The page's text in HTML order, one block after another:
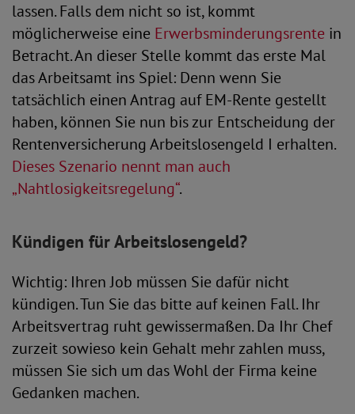
lassen. Falls dem nicht so ist, kommt
möglicherweise eine Erwerbsminderungsrente in
Betracht. An dieser Stelle kommt das erste Mal
das Arbeitsamt ins Spiel: Denn wenn Sie
tatsächlich einen Antrag auf EM-Rente gestellt
haben, können Sie nun bis zur Entscheidung der
Rentenversicherung Arbeitslosengeld I erhalten.
Dieses Szenario nennt man auch
„Nahtlosigkeitsregelung“.
Kündigen für Arbeitslosengeld?
Wichtig: Ihren Job müssen Sie dafür nicht
kündigen. Tun Sie das bitte auf keinen Fall. Ihr
Arbeitsvertrag ruht gewissermaßen. Da Ihr Chef
zurzeit sowieso kein Gehalt mehr zahlen muss,
müssen Sie sich um das Wohl der Firma keine
Gedanken machen.